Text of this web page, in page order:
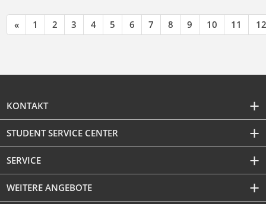
« 1 2 3 4 5 6 7 8 9 10 11 12
KONTAKT
STUDENT SERVICE CENTER
SERVICE
WEITERE ANGEBOTE